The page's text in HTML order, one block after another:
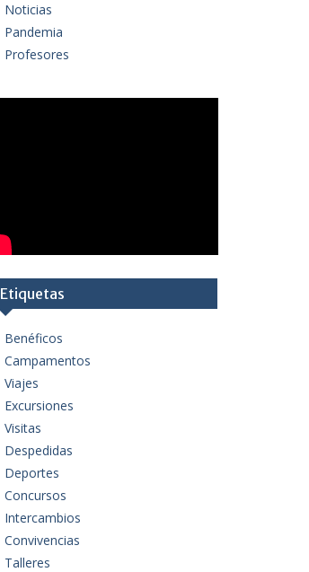
Noticias
Pandemia
Profesores
Etiquetas
Benéficos
Campamentos
Viajes
Excursiones
Visitas
Despedidas
Deportes
Concursos
Intercambios
Convivencias
Talleres